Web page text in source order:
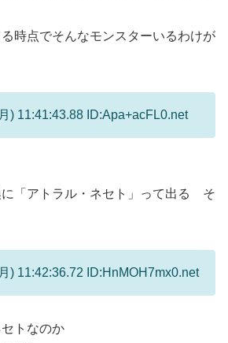
時点でそんなモンスターいるわけが
) 11:41:43.88 ID:Apa+acFL0.net
「アトラル・ネセト」って出る そ
) 11:42:36.72 ID:HnMOH7mx0.net
トなのか